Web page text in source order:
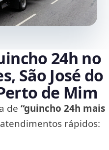
24h no
São José do
de Mim
de “guincho 24h mais
rápidos: